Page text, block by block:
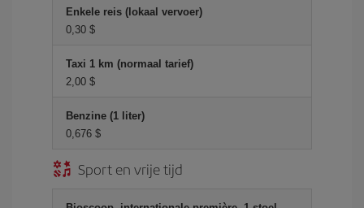
Enkele reis (lokaal vervoer)
0,30 $
Taxi 1 km (normaal tarief)
2,00 $
Benzine (1 liter)
0,676 $
Sport en vrije tijd